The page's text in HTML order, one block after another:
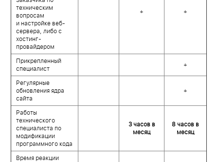
техническим
вопросам
и настройке веб-
сервера, либо с
хостинг-
провайдером
+ +
Прикрепленный
специалист
+
Регулярные
обновления ядра
сайта
+
Работы
технического
специалиста по
модификации
программного кода
3 часов в
месяц
8 часов в
месяц
Время реакции